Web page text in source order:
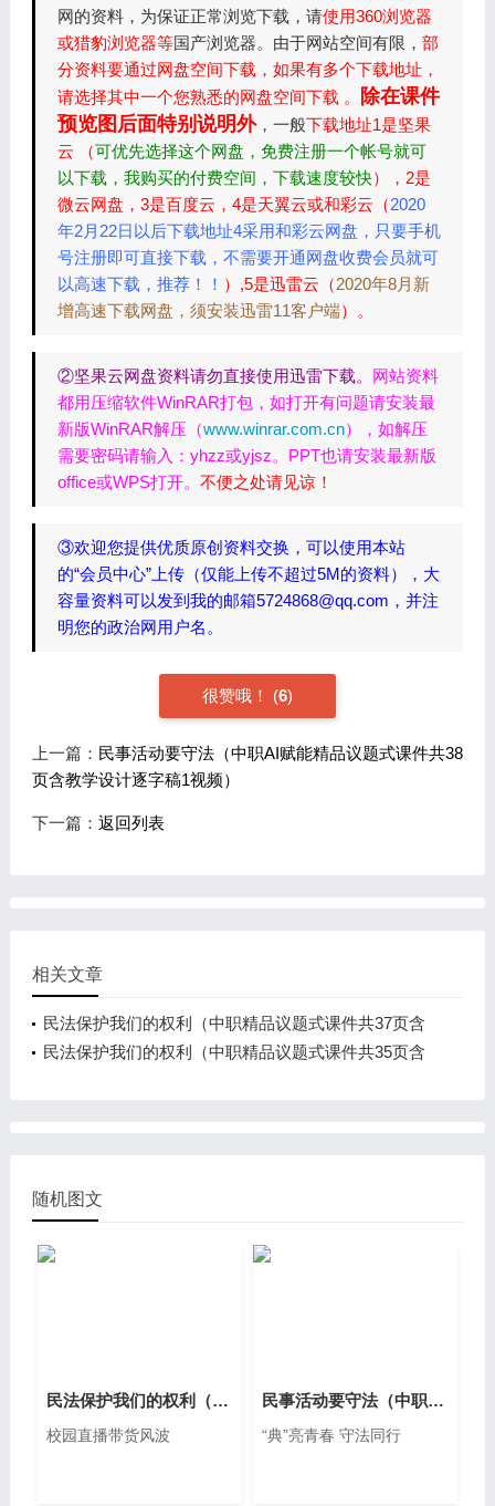
网的资料，为保证正常浏览下载，请使用360浏览器
或猎豹浏览器等国产浏览器。由于网站空间有限， 部
分资料要通过网盘空间下载，如果有多个下载地址，
请选择其中一个您熟悉的网盘空间下载 。
除在课件
预览图后面特别说明外，一般下载地址1是坚果
云 （可优先选择这个网盘，免费注册一个帐号就可
以下载，我购买的付费空间，下载速度较快），2是
微云网盘，3是百度云，4是天翼云或和彩云（2020
年2月22日以后下载地址4采用和彩云网盘，只要手机
号注册即可直接下载，不需要开通网盘收费会员就可
以高速下载，推荐！！ ）,5是迅雷云（2020年8月新
增高速下载网盘，须安装迅雷11客户端）。
②坚果云网盘资料请勿直接使用迅雷下载。 网站资料
都用压缩软件WinRAR打包，如打开有问题请安装最
新版WinRAR解压（www.winrar.com.cn），如解压
需要密码请输入：yhzz或yjsz。PPT也请安装最新版
office或WPS打开。 不便之处请见谅！
③欢迎您提供优质原创资料交换，可以使用本站
的“会员中心”上传（仅能上传不超过5M的资料），大
容量资料可以发到我的邮箱5724868@qq.com，并注
明您的政治网用户名。
很赞哦！ (6)
上一篇： 民事活动要守法（中职AI赋能精品议题式课件共38
页含教学设计逐字稿1视频）
下一篇： 返回列表
相关文章
民法保护我们的权利（中职精品议题式课件共37页含
教学设计2视频）
民法保护我们的权利（中职精品议题式课件共35页含
随机图文
民法保护我们的权利（中职AI赋能精品议题式课件共47页含教学设计逐字稿1视频）
校园直播带货风波
民事活动要守法（中职AI赋能精品议题式课件共38页含教学设计逐字稿1视频）
“典”亮青春 守法同行